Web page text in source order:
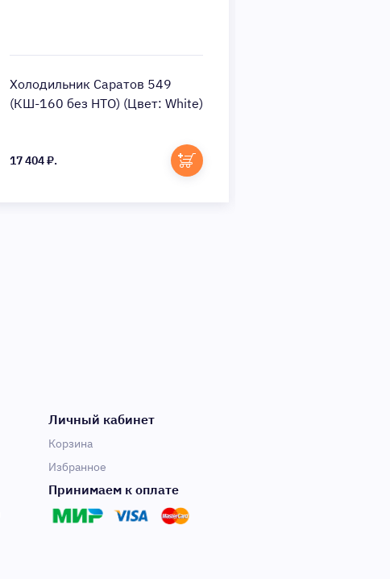
Холодильник Саратов 549
(КШ-160 без НТО) (Цвет: White)
17 404 ₽.
Личный кабинет
Корзина
Избранное
Принимаем к оплате